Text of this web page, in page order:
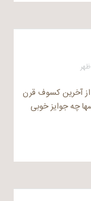
از آخرین کسوف قرن
چه جوایز خوبی